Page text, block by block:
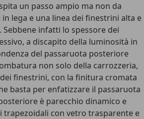
un passo ampio ma non da
lega e una linea dei finestrini alta e
infatti lo spessore dei
a discapito della luminosità in
del passaruota posteriore
non solo della carrozzeria,
finestrini, con la finitura cromata
basta per enfatizzare il passaruota
è parecchio dinamico e
trapezoidali con vetro trasparente e